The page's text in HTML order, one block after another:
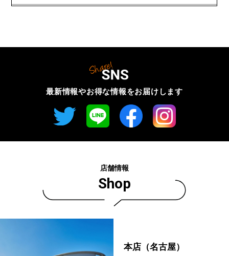
店舗情報
Shop
本店（名古屋）
最新情報やお得な情報をお届けします